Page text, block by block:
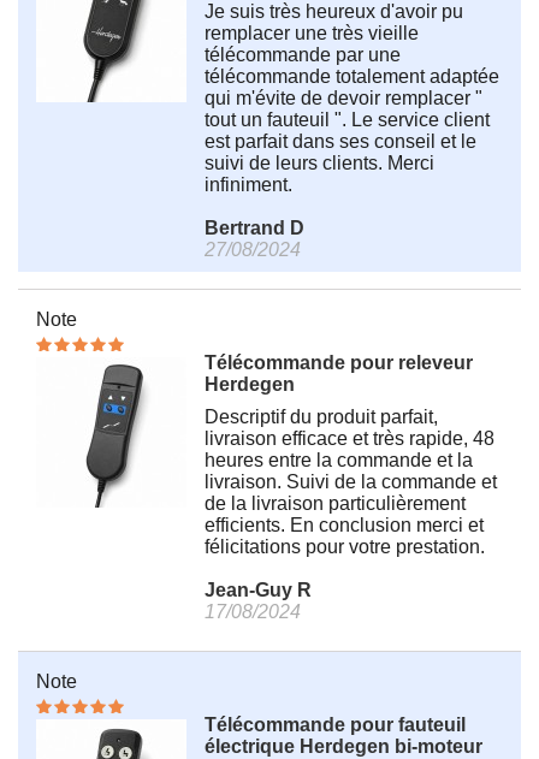
Je suis très heureux d'avoir pu
remplacer une très vieille
télécommande par une
télécommande totalement adaptée
qui m'évite de devoir remplacer "
tout un fauteuil ". Le service client
est parfait dans ses conseil et le
suivi de leurs clients. Merci
infiniment.
Bertrand D
27/08/2024
Note
Télécommande pour releveur
Herdegen
Descriptif du produit parfait,
livraison efficace et très rapide, 48
heures entre la commande et la
livraison. Suivi de la commande et
de la livraison particulièrement
efficients. En conclusion merci et
félicitations pour votre prestation.
Jean-Guy R
17/08/2024
Note
Télécommande pour fauteuil
électrique Herdegen bi-moteur